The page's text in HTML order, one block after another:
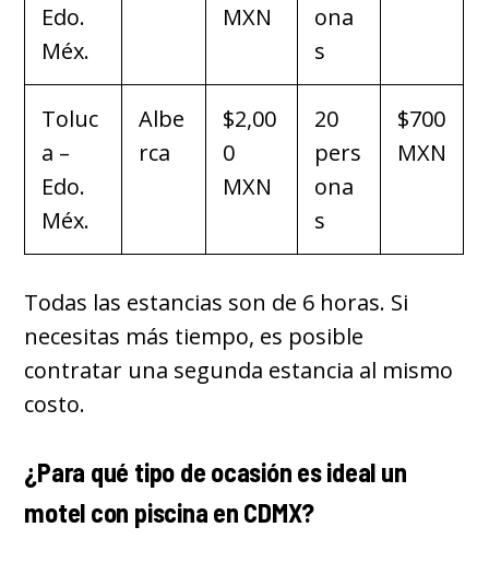
Edo.
Méx.
MXN
ona
s
Toluc
a –
Edo.
Méx.
Albe
rca
$2,00
0
MXN
20
pers
ona
s
$700
MXN
Todas las estancias son de 6 horas. Si
necesitas más tiempo, es posible
contratar una segunda estancia al mismo
costo.
¿Para qué tipo de ocasión es ideal un
motel con piscina en CDMX?